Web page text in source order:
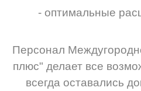
- оптимальные
Персонал
плюс" делает все
всегда оставались